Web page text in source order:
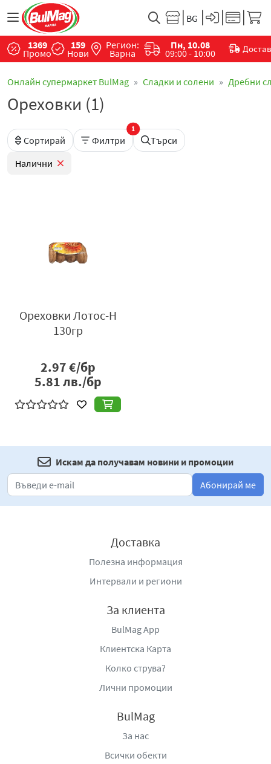
1369
Промо
159
Нови
Регион:
Варна
Пн, 10.08
09:00 - 10:00
Онлайн супермаркет BulMag Сладки и солени Дребни
Ореховки (1)
Сортирай Филтри
1
Търси
Налични
Ореховки Лотос-Н
130гр
2.97€/бр
5.81лв./бр
Искам да получавам новини и промоции
Абонирай ме
Доставка
Полезна информация
Интервали и региони
За клиента
BulMag App
Клиентска Карта
Колко струва?
Лични промоции
BulMag
За нас
Всички обекти